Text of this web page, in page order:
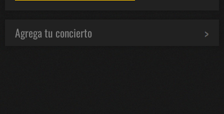
Agrega tu concierto